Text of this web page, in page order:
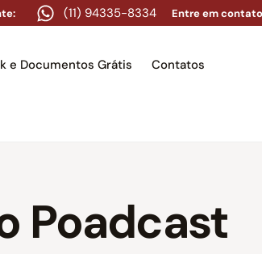
(11) 94335-8334 Entre em
e Documentos Grátis Contatos
Poadcast